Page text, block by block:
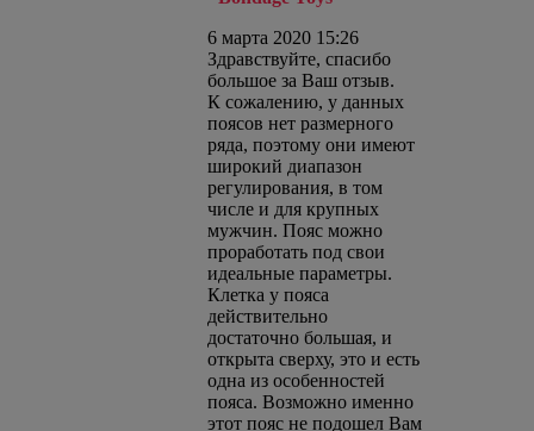
6 марта 2020 15:26
Здравствуйте, спасибо
большое за Ваш отзыв.
К сожалению, у данных
поясов нет размерного
ряда, поэтому они имеют
широкий диапазон
регулирования, в том
числе и для крупных
мужчин. Пояс можно
проработать под свои
идеальные параметры.
Клетка у пояса
действительно
достаточно большая, и
открыта сверху, это и есть
одна из особенностей
пояса. Возможно именно
этот пояс не подошел Вам